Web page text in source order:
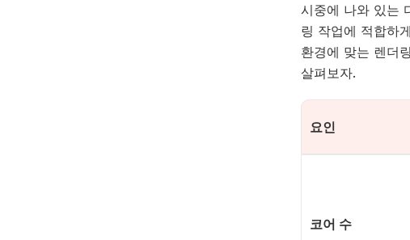
시중에 나와 있는
링 작업에 적합하
환경에 맞는 렌더
살펴보자.
요인
코어 수